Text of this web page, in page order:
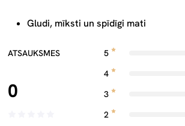
Gludi, mīksti un spīdīgi mati
ATSAUKSMES
0
5
4
3
2